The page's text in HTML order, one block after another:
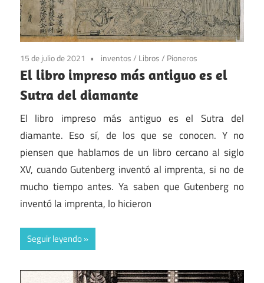
15 de julio de 2021 inventos/ Libros/ Pioneros
El libro impreso más antiguo es el
Sutra del diamante
El libro impreso más antiguo es el Sutra del
diamante. Eso sí, de los que se conocen. Y no
piensen que hablamos de un libro cercano al siglo
XV, cuando Gutenberg inventó al imprenta, si no de
mucho tiempo antes. Ya saben que Gutenberg no
inventó la imprenta, lo hicieron
Seguir leyendo